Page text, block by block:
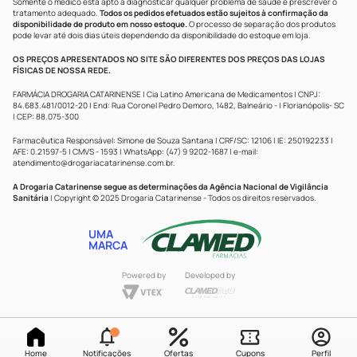
Home Notificações Ofertas Cupons Perfil
tratamento adequado. Todos os pedidos efetuados estão sujeitos à confirmação da
disponibilidade de produto em nosso estoque.O processo de separação dos produtos
pode levar até dois dias úteis dependendo da disponibilidade do estoque em loja.
OS PREÇOS APRESENTADOS NO SITE SÃO DIFERENTES DOS PREÇOS DAS LOJAS
FÍSICAS DE NOSSA REDE.
FARMÁCIA DROGARIA CATARINENSE | Cia Latino Americana de Medicamentos | CNPJ:
84.683.481/0012-20 | End: Rua Coronel Pedro Demoro, 1482, Balneário - | Florianópolis- SC
| CEP: 88.075-300
Farmacêutica Responsável: Simone de Souza Santana | CRF/SC: 12106 | IE: 250192233 |
AFE: 0.21597-5 | CMVS - 1593 | WhatsApp: (47) 9 9202-1687 | e-mail:
atendimento@drogariacatarinense.com.br.
A Drogaria Catarinense segue as determinações da Agência Nacional de Vigilância
Sanitária | Copyright © 2025 Drogaria Catarinense - Todos os direitos reservados.
UMA
MARCA
Powered by Developed by